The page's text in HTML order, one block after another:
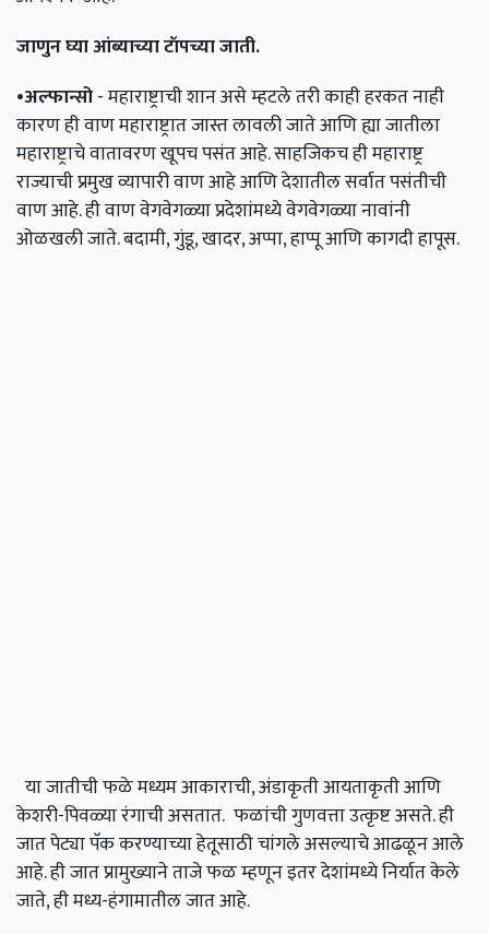
जाणुनघ्याआंब्याच्याटॉपच्याजाती.
•अल्फान्सो- महाराष्ट्राची शान असे म्हटले तरी काही हरकत नाही
कारण ही वाण महाराष्ट्रात जास्त लावली जाते आणि ह्या जातीला
महाराष्ट्राचे वातावरण खूपच पसंत आहे. साहजिकच ही महाराष्ट्र
राज्याची प्रमुख व्यापारी वाण आहे आणि देशातील सर्वात पसंतीची
वाण आहे. ही वाण वेगवेगळ्या प्रदेशांमध्ये वेगवेगळ्या नावांनी
ओळखली जाते. बदामी, गुंडू, खादर, अप्पा, हाप्पू आणि कागदी हापूस.
या जातीची फळे मध्यम आकाराची, अंडाकृती आयताकृती आणि
केशरी-पिवळ्या रंगाची असतात. फळांची गुणवत्ता उत्कृष्ट असते. ही
जात पेट्या पॅक करण्याच्या हेतूसाठी चांगले असल्याचे आढळून आले
आहे. ही जात प्रामुख्याने ताजे फळ म्हणून इतर देशांमध्ये निर्यात केले
जाते, ही मध्य-हंगामातील जात आहे.